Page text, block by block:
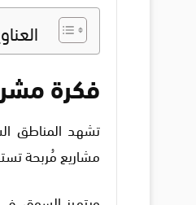
فكرة
تشهد المناطق
مشاريع مُربحة